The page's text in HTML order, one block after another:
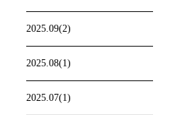
2025.09(2)
2025.08(1)
2025.07(1)